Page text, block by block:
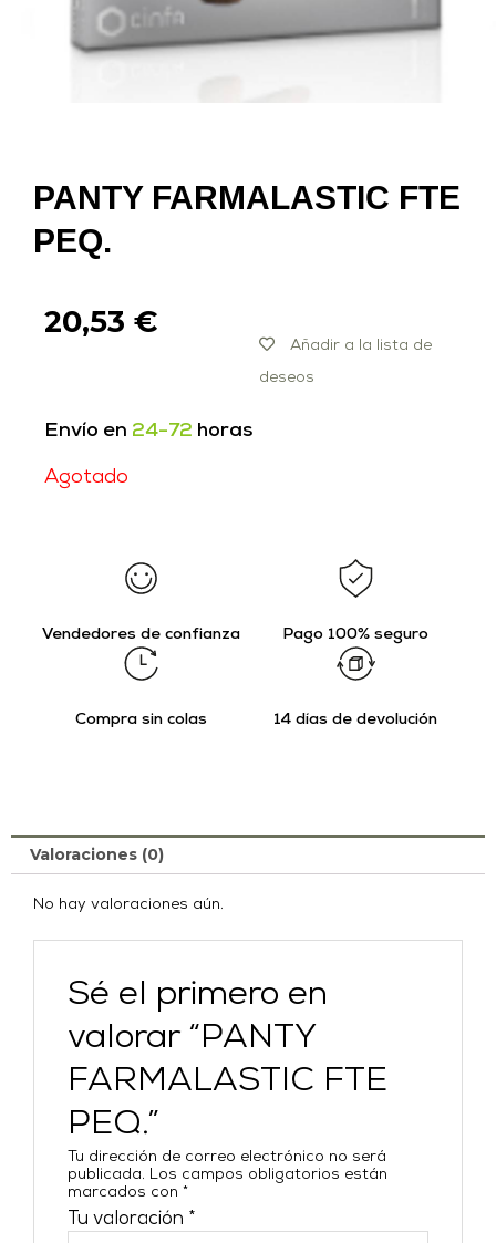
PANTY FARMALASTIC FTE
PEQ.
20,53 €
Añadir a la lista de
deseos
Envío en 24-72 horas
Agotado
Vendedores de confianza Pago 100% seguro
Compra sin colas 14 días de devolución
Valoraciones (0)
No hay valoraciones aún.
Sé el primero en
valorar “PANTY
FARMALASTIC FTE
PEQ.”
Tu dirección de correo electrónico no será
publicada. Los campos obligatorios están
marcados con*
Tu valoración *